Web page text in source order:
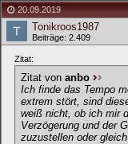
20.09.2019
Tonikroos1987
Beiträge: 2.409
Zitat:
Zitat von anbo
Ich finde das Tempo
extrem stört, sind
weiß nicht, ob ich mir
Verzögerung und der
zuzustellen oder